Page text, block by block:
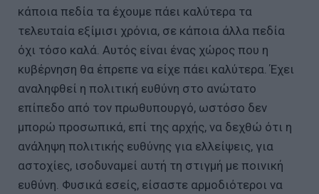
κάποια πεδία τα έχουμε πάει καλύτερα τα
τελευταία εξίμισι χρόνια, σε κάποια άλλα πεδία
όχι τόσο καλά. Αυτός είναι ένας χώρος που η
κυβέρνηση θα έπρεπε να είχε πάει καλύτερα. Έχει
αναληφθεί η πολιτική ευθύνη στο ανώτατο
επίπεδο από τον πρωθυπουργό, ωστόσο δεν
μπορώ προσωπικά, επί της αρχής, να δεχθώ ότι η
ανάληψη πολιτικής ευθύνης για ελλείψεις, για
αστοχίες, ισοδυναμεί αυτή τη στιγμή με ποινική
ευθύνη. Φυσικά εσείς, είσαστε αρμοδιότεροι να